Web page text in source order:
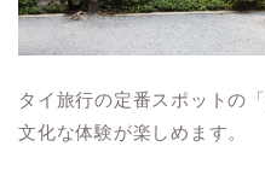
タイ旅行の定番スポットの「
文化な体験が楽しめます。